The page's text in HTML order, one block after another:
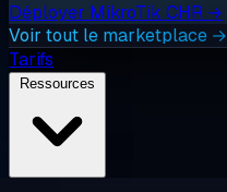
Déployer MikroTik CHR →
Voir tout le marketplace →
Tarifs